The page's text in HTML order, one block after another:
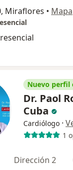
Miraflores • Mapa
Nuevo perfil
Dr. Paol
Cuba
Cardiólogo ·
1
Dirección 2